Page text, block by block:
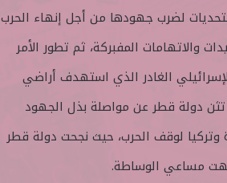
لضرب جهودها من أجل إنهاء الحرب
والاتهامات المفبركة، ثم تطور الأمر
الغادر الذي استهدف أراضي
دولة قطر عن مواصلة بذل الجهود
وتركيا لوقف الحرب، حيث نجحت دولة قطر
مساعي الوساطة.